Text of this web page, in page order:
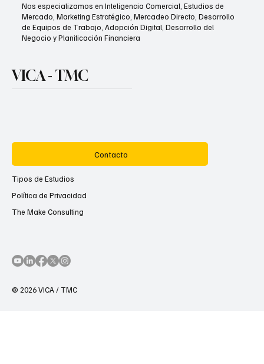
Nos especializamos en Inteligencia Comercial, Estudios de
Mercado, Marketing Estratégico, Mercadeo Directo, Desarrollo
de Equipos de Trabajo, Adopción Digital, Desarrollo del
Negocio y Planificación Financiera
VICA - TMC
Contacto
Tipos de Estudios
Política de Privacidad
The Make Consulting
© 2026 VICA / TMC